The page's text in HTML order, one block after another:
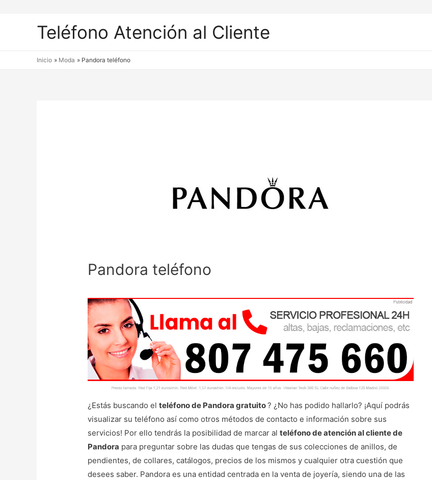
Teléfono Atención al Cliente
Inicio Moda Pandora teléfono
Pandora teléfono
¿Estás buscando elteléfono de Pandora gratuito? ¿No has podido hallarlo? ¡Aquí podrás
visualizar su teléfono así como otros métodos de contacto e información sobre sus
servicios! Por ello tendrás la posibilidad de marcar alteléfono de atención al cliente de
Pandora para preguntar sobre las dudas que tengas de sus colecciones de anillos, de
pendientes, de collares, catálogos, precios de los mismos y cualquier otra cuestión que
desees saber. Pandora es una entidad centrada en la venta de joyería, siendo una de las